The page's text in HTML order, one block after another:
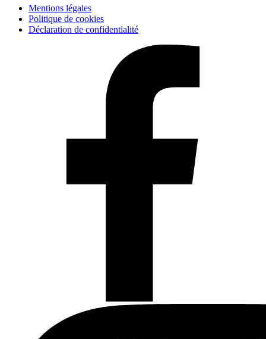
Mentions légales
Politique de cookies
Déclaration de confidentialité